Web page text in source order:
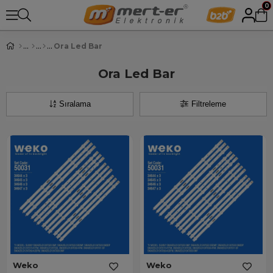
0
Ora Led Bar
Ora Led Bar
Filtreleme
Sıralama
Weko Weko